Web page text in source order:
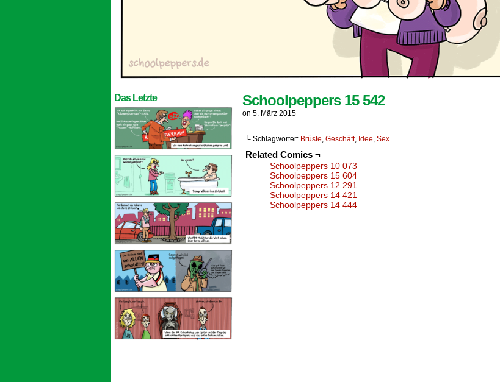
Das Letzte Schoolpeppers 15 542
on 5. März 2015
└ Schlagwörter: Brüste, Geschäft, Idee, Sex
Related Comics ¬
Schoolpeppers 10 073
Schoolpeppers 15 604
Schoolpeppers 12 291
Schoolpeppers 14 421
Schoolpeppers 14 444